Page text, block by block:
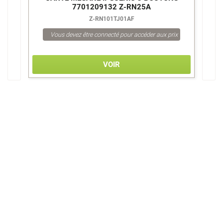
7701209132 Z-RN25A
Z-RN101TJ01AF
Vous devez être connecté pour accéder aux prix
VOIR